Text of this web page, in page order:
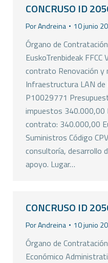
CONCRUSO ID
PorAndreina 10 junio
Órgano de
EuskoTrenbideak FFCC
contrato Renovación y
Infraestructura LAN de
P10029771
impuestos 340.000,00
contrato: 340.000,00
Suministros Código
consultoría, desarrollo
apoyo. Lugar…
CONCRUSO ID
PorAndreina 10 junio
Órgano de
Económico